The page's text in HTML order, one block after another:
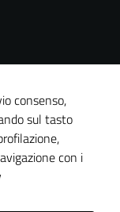
consenso,
sul tasto
con i